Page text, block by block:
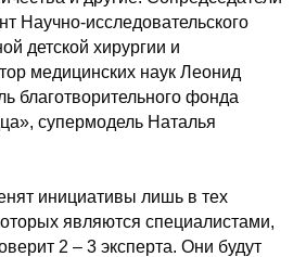
Научно-исследовательского
детской хирургии и
медицинских наук Леонид
благотворительного фонда
супермодель Наталья
инициативы лишь в тех
являются специалистами,
2 – 3 эксперта. Они будут